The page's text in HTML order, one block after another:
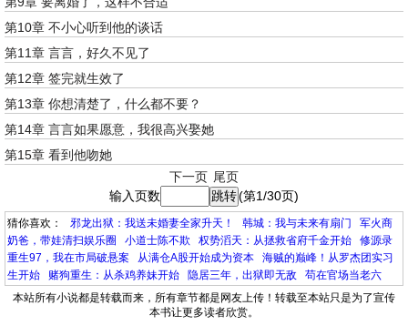
第10章 不小心听到他的谈话
第11章 言言，好久不见了
第12章 签完就生效了
第13章 你想清楚了，什么都不要？
第14章 言言如果愿意，我很高兴娶她
第15章 看到他吻她
下一页 尾页
输入页数
(第1/30页)
猜你喜欢： 邪龙出狱：我送未婚妻全家升天！ 韩城：我与未来有扇门
军火商
奶爸，带娃清扫娱乐圈
小道士陈不欺 权势滔天：从拯救省府千金开始
修源录
重生97，我在市局破悬案
从满仓A股开始成为资本
海贼的巅峰！从罗杰团实习
生开始
赌狗重生：从杀鸡养妹开始 隐居三年，出狱即无敌
苟在官场当老六
本站所有小说都是转载而来，所有章节都是网友上传！转载至本站只是为了宣传
本书让更多读者欣赏。